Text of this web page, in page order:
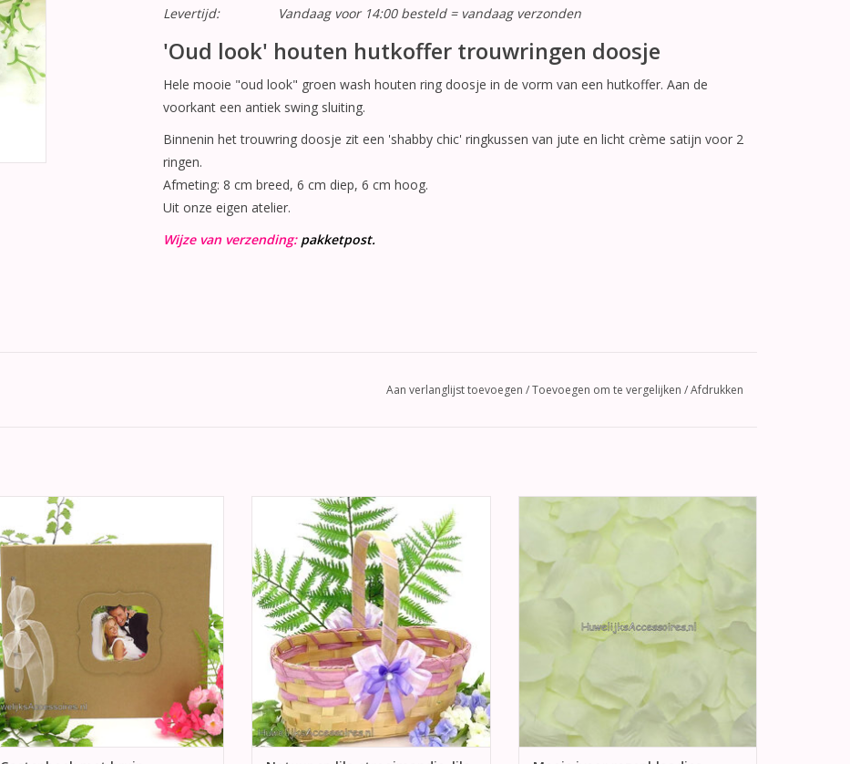
Levertijd:
Vandaag voor 14:00 besteld = vandaag verzonden
'Oud look' houten hutkoffer trouwringen doosje
Hele mooie "oud look" groen wash houten ring doosje in de vorm van een hutkoffer. Aan de
voorkant een antiek swing sluiting.
Binnenin het trouwring doosje zit een 'shabby chic' ringkussen van jute en licht crème satijn voor 2
ringen.
Afmeting: 8 cm breed, 6 cm diep, 6 cm hoog.
Uit onze eigen atelier.
Wijze van verzending: pakketpost.
Aan verlanglijst toevoegen /Toevoegen om te vergelijken /Afdrukken
Gastenboek met een bruin kraftpapier kaft
en een ingebouwde fotolijst, versierd met
organza lint.
Prachtige ovaal natuur en lila rieten
bloemenmandje. Het hengsel van het
strooimandje is gewikkeld met lila satijn en
organza lint.
TOEVOEGEN AAN WINKELWAGEN
Prachtige ivoor rozenblaadjes om mee te
strooien, maar ook te gebruiken als
TOEVOEGEN AAN WINKELWAGEN